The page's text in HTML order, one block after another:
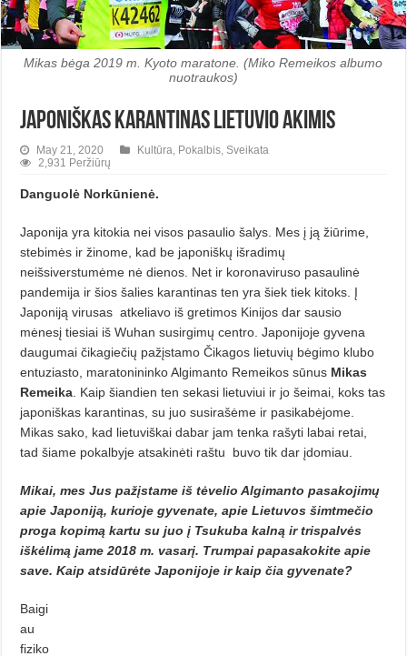
Mikas bėga 2019 m. Kyoto maratone. (Miko Remeikos albumo
nuotraukos)
Japoniškas karantinas lietuvio akimis
May 21, 2020 Kultūra Pokalbis Sveikata
2,931 Peržiūrų
Danguolė Norkūnienė.
Japonija yra kitokia nei visos pa­saulio šalys. Mes į ją žiūrime,
stebimės ir žinome, kad be japoniškų išradimų
neišsiverstumėme nė dienos. Net ir ko­ronaviruso pasaulinė
pandemija ir šios šalies karantinas ten yra šiek tiek kitoks. Į
Japoniją virusas atkeliavo iš gretimos Kinijos dar sausio
mėnesį tie­siai iš Wuhan susirgimų centro. Japo­ni­joje gyvena
daugumai čikagiečių pa­žįstamo Čikagos lietuvių bėgimo klu­bo
entuziasto, maratonininko Algi­manto Remeikos sūnus Mikas
Remei­ka . Kaip šiandien ten sekasi lietuviui ir jo šeimai, koks tas
japoniškas ka­rantinas, su juo susirašėme ir pasika­bė­jome.
Mikas sako, kad lietuviškai da­bar jam tenka rašyti labai retai,
tad šiame pokalbyje atsakinėti raštu
buvo tik dar įdomiau.
Mikai, mes Jus pažįstame iš tė­velio Algimanto pasakojimų
apie Japoniją, kurioje gyvenate, apie Lie­tuvos šimtmečio
proga kopimą kartu su juo į Tsukuba kalną ir trispalvės
iškėlimą jame 2018 m. vasarį. Trumpai papasakokite apie
save. Kaip atsidūrėte Japoni­joje ir kaip čia gyvenate?
Baigi
au
fiziko